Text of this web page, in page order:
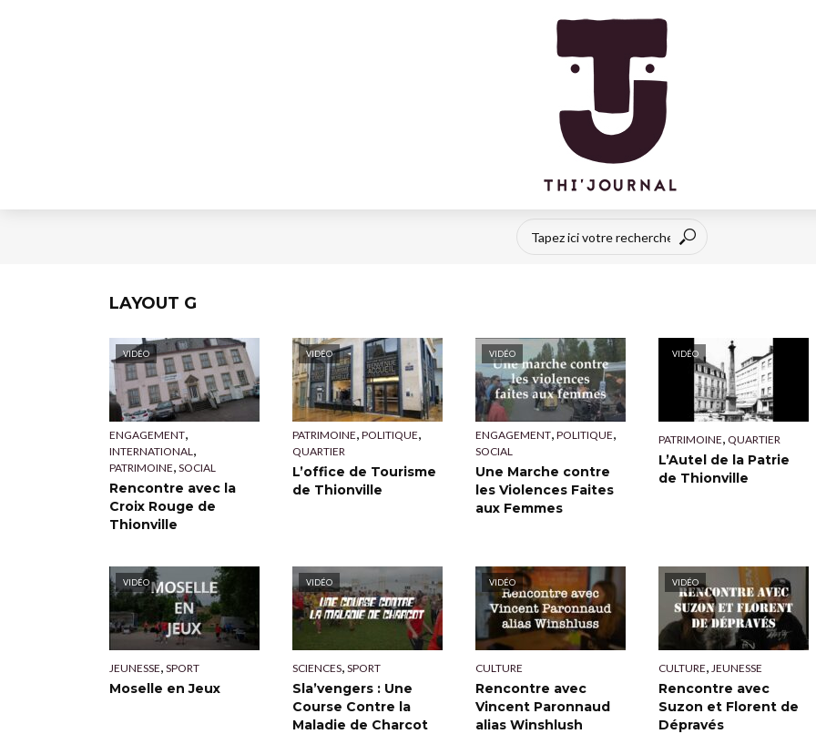
LAYOUT G
VIDÉO
ENGAGEMENT,
INTERNATIONAL,
PATRIMOINE, SOCIAL
Rencontre avec la
Croix Rouge de
Thionville
VIDÉO
PATRIMOINE, POLITIQUE,
QUARTIER
L’office de Tourisme
de Thionville
VIDÉO
ENGAGEMENT, POLITIQUE,
SOCIAL
Une Marche contre
les Violences Faites
aux Femmes
VIDÉO
PATRIMOINE, QUARTIER
L’Autel de la Patrie
de Thionville
VIDÉO
JEUNESSE, SPORT
Moselle en Jeux
VIDÉO
SCIENCES, SPORT
Sla’vengers : Une
Course Contre la
Maladie de Charcot
VIDÉO
CULTURE
Rencontre avec
Vincent Paronnaud
alias Winshlush
VIDÉO
CULTURE, JEUNESSE
Rencontre avec
Suzon et Florent de
Dépravés